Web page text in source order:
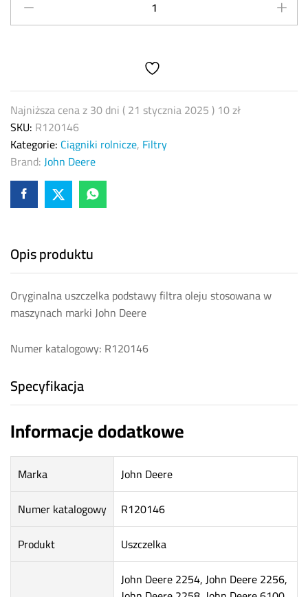
filtra
oleju
quantity
Najniższa cena z 30 dni (21 stycznia 2025) 10zł
SKU: R120146
Kategorie: Ciągniki rolnicze, Filtry
Brand:John Deere
Opis produktu
Oryginalna uszczelka podstawy filtra oleju stosowana w
maszynach marki John Deere
Numer katalogowy: R120146
Specyfikacja
Informacje dodatkowe
Marka
John Deere
Numer katalogowy
R120146
Produkt
Uszczelka
John Deere 2254, John Deere 2256,